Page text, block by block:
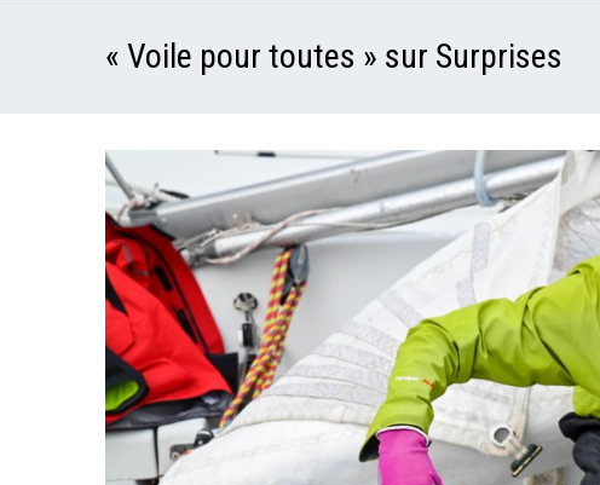
« Voile pour toutes » sur Surprises